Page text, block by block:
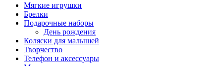
Мягкие игрушки
Брелки
Подарочные наборы
День рождения
Коляски для малышей
Творчество
Телефон и аксессуары